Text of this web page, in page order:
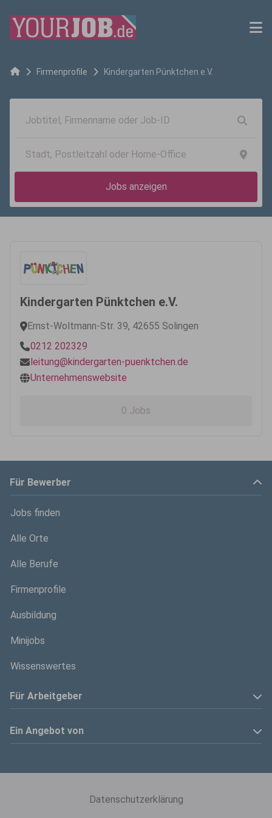
Firmenprofile Kindergarten Pünktchen e.V.
Jobs anzeigen
Kindergarten Pünktchen e.V.
Ernst-Woltmann-Str. 39, 42655 Solingen
0212 202329
leitung@kindergarten-puenktchen.de
Unternehmenswebsite
0 Jobs
Für Bewerber
Jobs finden
Alle Orte
Alle Berufe
Firmenprofile
Ausbildung
Minijobs
Wissenswertes
Für Arbeitgeber
Anzeige schalten
Ein Angebot von
Datenschutzerklärung